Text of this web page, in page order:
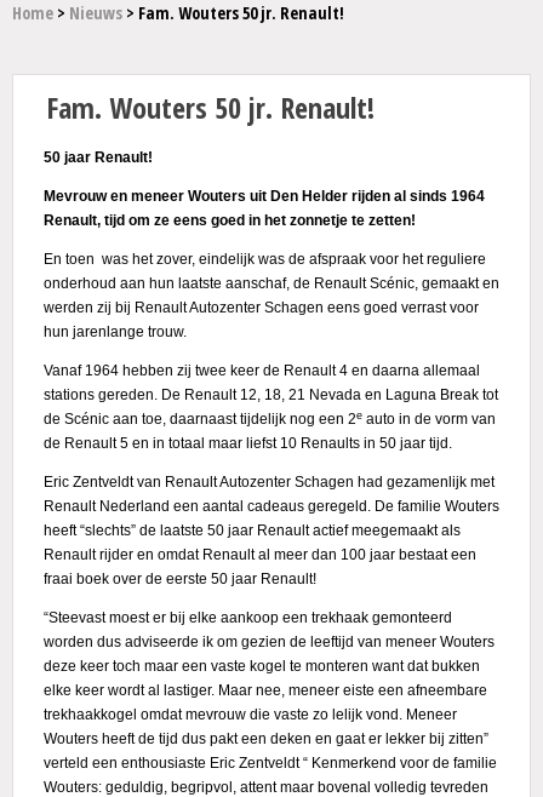
Onze auto's
Service en onderhoud
Over Autozenter
Actie
Home > Nieuws > Fam. Wouters 50 jr. Renault!
Fam. Wouters 50 jr. Renault!
50 jaar Renault!
Mevrouw en meneer Wouters uit Den Helder rijden al sinds 1964
Renault, tijd om ze eens goed in het zonnetje te zetten!
En toen was het zover, eindelijk was de afspraak voor het reguliere
onderhoud aan hun laatste aanschaf, de Renault Scénic, gemaakt en
werden zij bij Renault Autozenter Schagen eens goed verrast voor
hun jarenlange trouw.
Vanaf 1964 hebben zij twee keer de Renault 4 en daarna allemaal
stations gereden. De Renault 12, 18, 21 Nevada en Laguna Break tot
de Scénic aan toe, daarnaast tijdelijk nog een 2e auto in de vorm van
de Renault 5 en in totaal maar liefst 10 Renaults in 50 jaar tijd.
Eric Zentveldt van Renault Autozenter Schagen had gezamenlijk met
Renault Nederland een aantal cadeaus geregeld. De familie Wouters
heeft “slechts” de laatste 50 jaar Renault actief meegemaakt als
Renault rijder en omdat Renault al meer dan 100 jaar bestaat een
fraai boek over de eerste 50 jaar Renault!
“Steevast moest er bij elke aankoop een trekhaak gemonteerd
worden dus adviseerde ik om gezien de leeftijd van meneer Wouters
deze keer toch maar een vaste kogel te monteren want dat bukken
elke keer wordt al lastiger. Maar nee, meneer eiste een afneembare
trekhaakkogel omdat mevrouw die vaste zo lelijk vond. Meneer
Wouters heeft de tijd dus pakt een deken en gaat er lekker bij zitten”
verteld een enthousiaste Eric Zentveldt “ Kenmerkend voor de familie
Wouters: geduldig, begripvol, attent maar bovenal volledig tevreden